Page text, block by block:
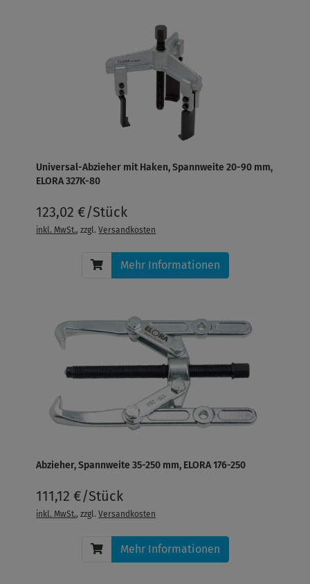
Universal-Abzieher mit Haken, Spannweite 20-90 mm,
ELORA 327K-80
123,02 €/Stück
inkl. MwSt., zzgl.Versandkosten
Mehr Informationen
Abzieher, Spannweite 35-250 mm, ELORA 176-250
111,12 €/Stück
inkl. MwSt., zzgl.Versandkosten
Mehr Informationen